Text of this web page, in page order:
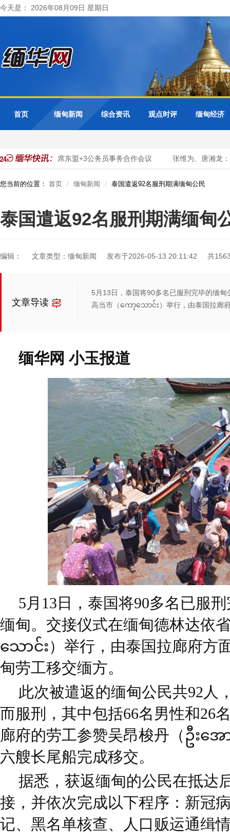
今天是： 2026年08月09日 星期日
首页 缅甸新闻 综合资讯 观点时评 缅甸经济
型 缅甸出席东盟+3公务员事务合作会议 张维为、唐湘龙：
您当前的位置： 首页 缅甸新闻 泰国遣返92名服刑期满缅甸公民
泰国遣返92名服刑期满缅甸
编辑： 文章类型：缅甸新闻 发布于2026-05-13 20:11:42 共
文章导读
5月13日，泰国将90多名已服刑完毕的缅
高当市（ကော့သောင်း）举行，由泰国拉廊
缅华网 小玉报道
5月13日，泰国将90多名已服
缅甸。交接仪式在缅甸德林达依
သောင်း）举行，由泰国拉廊府方
甸劳工移交缅方。
此次被遣返的缅甸公民共92人
而服刑，其中包括66名男性和26
廊府的劳工参赞吴昂梭丹（ဦးအ
六艘长尾船完成移交。
据悉，获返缅甸的公民在抵达
接，并依次完成以下程序：新冠
记、黑名单核查、人口贩运通缉